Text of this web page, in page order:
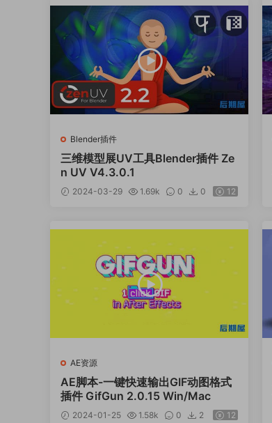
Blender插件
三维模型展UV工具Blender插件 Ze
n UV V4.3.0.1
2024-03-29 1.69k 0 0 12
AE资源
AE脚本-一键快速输出GIF动图格式
插件 GifGun 2.0.15 Win/Mac
2024-01-25 1.58k 0 2 12